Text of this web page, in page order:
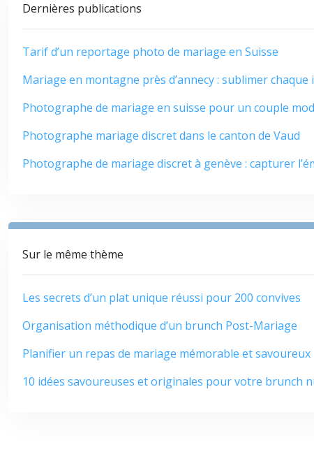
Dernières publications
Tarif d’un reportage photo de mariage en Suisse
Mariage en montagne près d’annecy : sublimer
Photographe de mariage en suisse pour un couple
Photographe mariage discret dans le canton de Vaud
Photographe de mariage discret à genève : capturer
Sur le même thème
Les secrets d’un plat unique réussi pour 200 convives
Organisation méthodique d’un brunch Post-Mariage
Planifier un repas de mariage mémorable et savoureux
10 idées savoureuses et originales pour votre brunch